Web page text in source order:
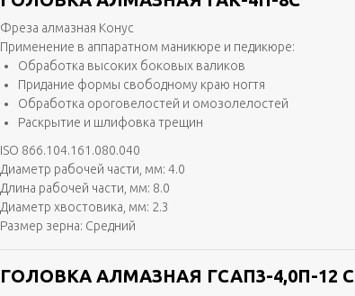
Фреза алмазная Конус
Применение в аппаратном маникюре и педикюре:
Обработка высоких боковых валиков
Придание формы свободному краю ногтя
Обработка ороговелостей и омозолелостей
Раскрытие и шлифовка трещин
ISO 866.104.161.080.040
Диаметр рабочей части, мм: 4.0
Длина рабочей части, мм: 8.0
Диаметр хвостовика, мм: 2.3
Размер зерна: Средний
ГОЛОВКА АЛМАЗНАЯ ГСАП3-4,0П-12 С